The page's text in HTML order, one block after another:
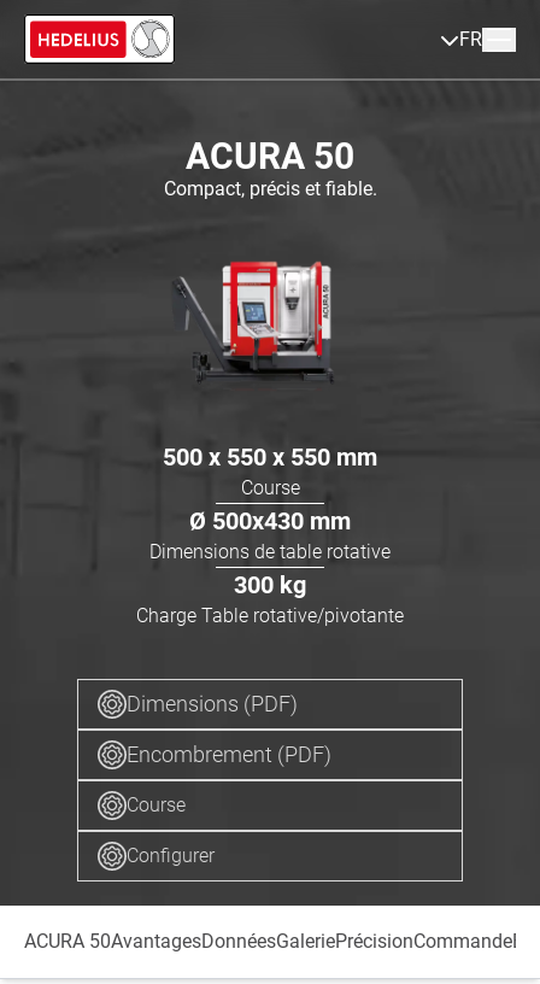
FR
ACURA 50
Compact, précis et fiable.
500 x 550 x 550 mm
Course
Ø 500x430 mm
Dimensions de table rotative
300 kg
Charge Table rotative/pivotante
Dimensions (PDF)
Encombrement (PDF)
Course
Configurer
ACURA 50AvantagesDonnéesGaleriePrécisionCommande